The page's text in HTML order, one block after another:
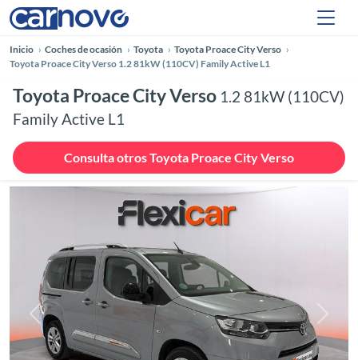
Inicio Coches de ocasión Toyota
Toyota Proace City Verso
Toyota Proace City Verso 1.2 81kW (110CV) Family Active L1
Toyota Proace City Verso 1.2 81kW (110CV)
Family Active L1
Consulta otros Toyota Proace City Verso
Anterior